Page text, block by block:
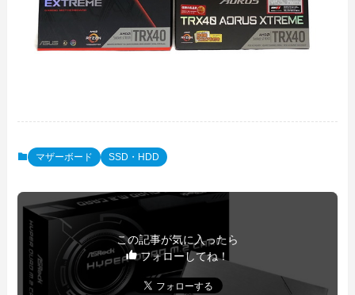
マザーボード SSD・HDD
この記事が気に入ったら
フォローしてね！